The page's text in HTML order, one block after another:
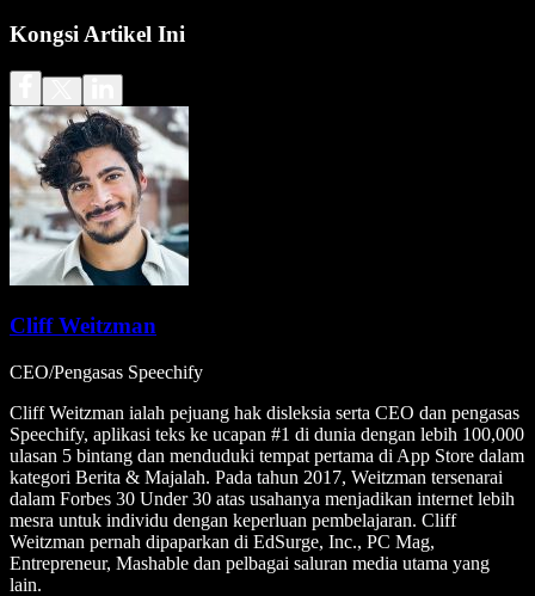
Kongsi Artikel Ini
Cliff Weitzman
CEO/Pengasas Speechify
Cliff Weitzman ialah pejuang hak disleksia serta CEO dan pengasas
Speechify, aplikasi teks ke ucapan #1 di dunia dengan lebih 100,000
ulasan 5 bintang dan menduduki tempat pertama di App Store dalam
kategori Berita & Majalah. Pada tahun 2017, Weitzman tersenarai
dalam Forbes 30 Under 30 atas usahanya menjadikan internet lebih
mesra untuk individu dengan keperluan pembelajaran. Cliff
Weitzman pernah dipaparkan di EdSurge, Inc., PC Mag,
Entrepreneur, Mashable dan pelbagai saluran media utama yang
lain.